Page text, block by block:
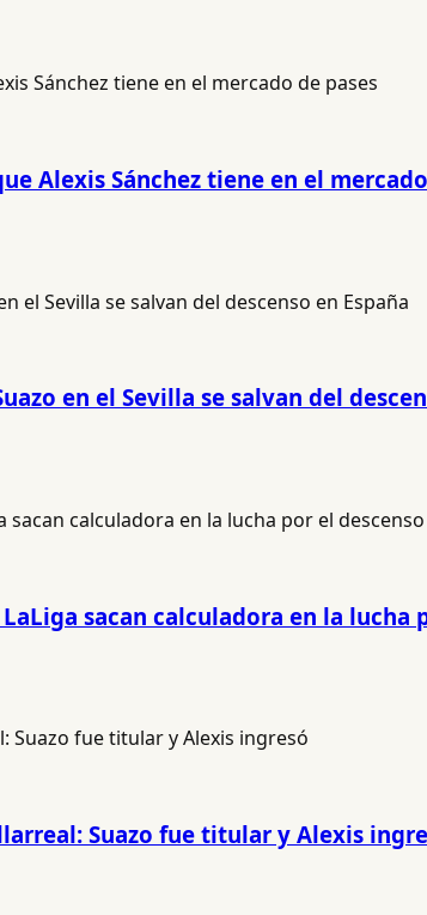
Alexis Sánchez tiene en el
en el Sevilla se salvan del
sacan calculadora en la lucha
Suazo fue titular y Alexis